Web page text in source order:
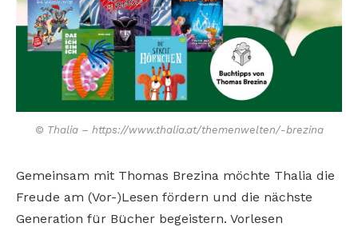
© Thalia – https://www.thalia.at/themenwelten/-brezina
Gemeinsam mit Thomas Brezina möchte Thalia die
Freude am (Vor-)Lesen fördern und die nächste
Generation für Bücher begeistern. Vorlesen